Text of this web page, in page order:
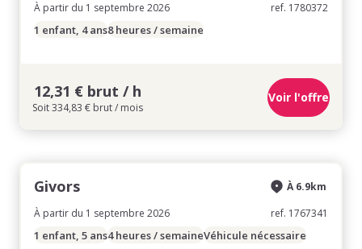
À partir du 1 septembre 2026
ref. 1780372
1 enfant, 4 ans8 heures / semaine
12,31 € brut / h
Soit 334,83 € brut / mois
Voir l'offre
Givors
À partir du 1 septembre 2026
À 6.9km
ref. 1767341
1 enfant, 5 ans4 heures / semaineVéhicule nécessaire